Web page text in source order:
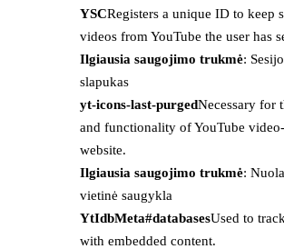
YSCRegisters a unique ID to keep
videos from YouTube the user has
Ilgiausia saugojimo trukmė:
slapukas
yt-icons-last-purgedNecessary for
and functionality of YouTube
website.
Ilgiausia saugojimo trukmė:
vietinė saugykla
YtIdbMeta#databasesUsed to
with embedded content.